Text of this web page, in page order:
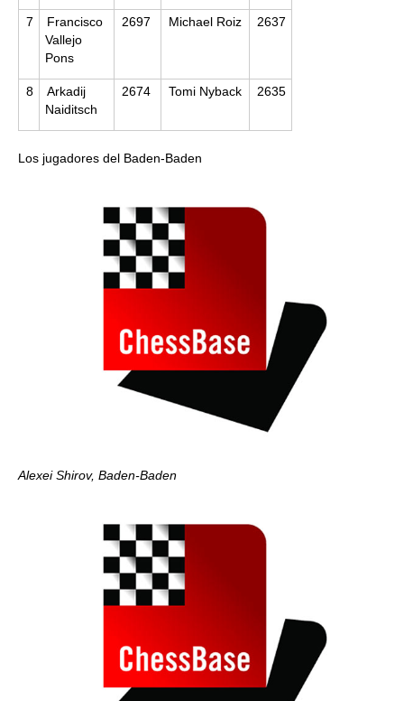
7
Francisco
Vallejo
Pons
2697 Michael Roiz 2637
8
Arkadij
Naiditsch
2674 Tomi Nyback 2635
Los jugadores del Baden-Baden
Alexei Shirov, Baden-Baden